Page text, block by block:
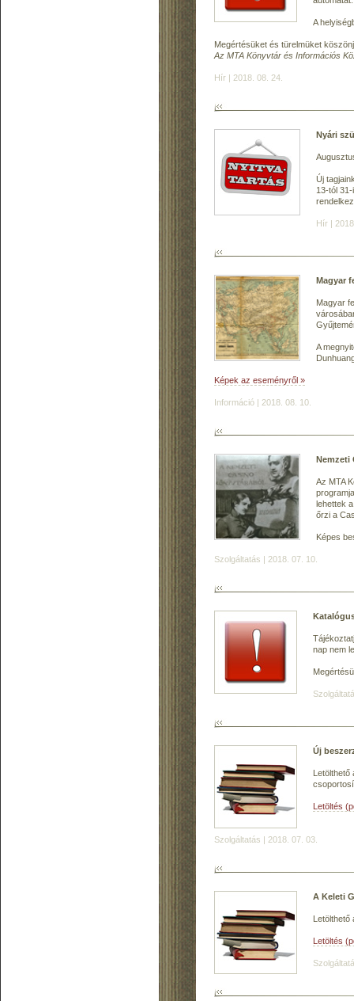
A
Megértésüket és türelmüket
Az MTA Könyvtár és Információs
Hír | 2018. 08. 24.
Nyári
Új
13-tól
Hír |
Magyar
Magyar
A
Képek az eseményről »
Információ | 2018. 08. 10.
Nemzeti
Az MTA
lehettek
őrzi a
Képes
Szolgáltatás | 2018. 07. 10.
nap nem
Új
Letölthető
Letöltés
Szolgáltatás | 2018. 07. 03.
A Keleti
Letölthető
Letöltés